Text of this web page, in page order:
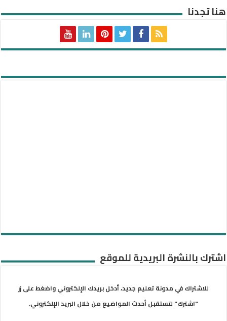
هنا تجدنا
اشترك بالنشرة البريدية للموقع
للاشتراك في مدونة تعليم جديد، أدخل بريدك الإلكتروني واضغط على زر
"اشترك" لتستقبل أحدث المواضيع من خلال البريد الإلكتروني.